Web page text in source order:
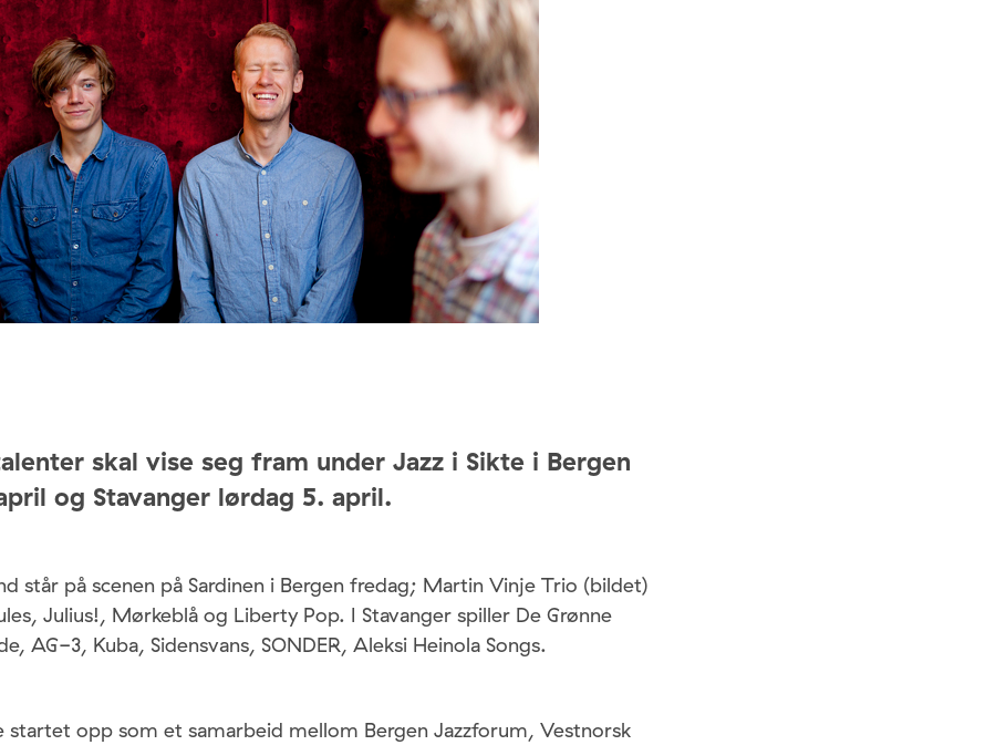
skal vise seg fram under Jazz i Sikte i Bergen
og Stavanger lørdag 5. april.
står på scenen på Sardinen i Bergen fredag; Martin Vinje Trio (bildet)
Julius!, Mørkeblå og Liberty Pop. I Stavanger spiller De Grønne
AG-3, Kuba, Sidensvans, SONDER, Aleksi Heinola Songs.
startet opp som et samarbeid mellom Bergen Jazzforum, Vestnorsk